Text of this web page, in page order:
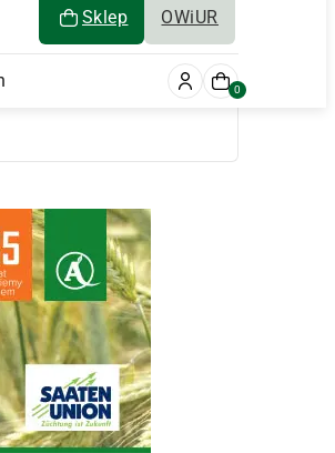
Sklep OWiUR
0